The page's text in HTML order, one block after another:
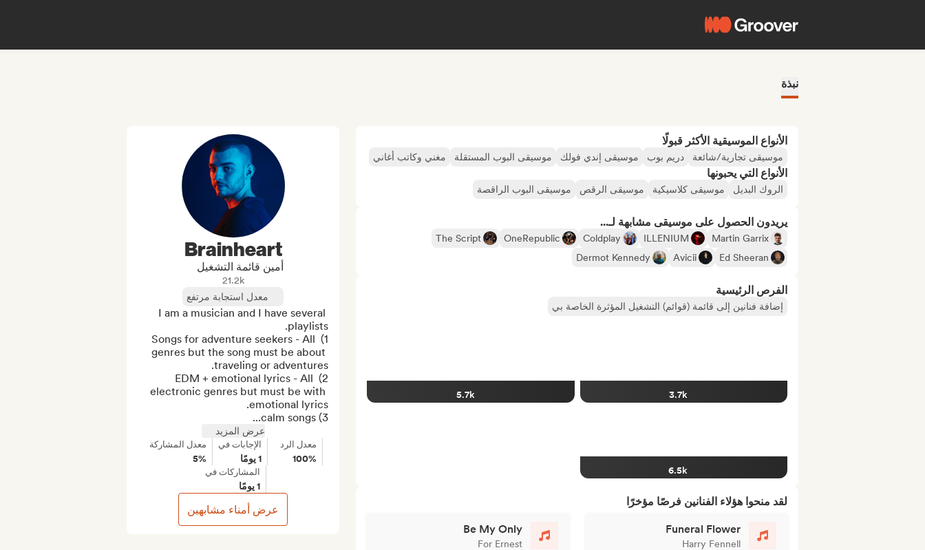
نبذة
الأنواع الموسيقية الأكثر قبولًا
موسيقى تجارية/شائعة دريم بوب موسيقى إندي فولك موسيقى البوب المستقلة مغني وكاتب أغاني
الأنواع التي يحبونها
الروك البديل موسيقى كلاسيكية موسيقى الرقص موسيقى البوب الراقصة
يريدون الحصول على موسيقى مشابهة لـ...
Martin Garrix
ILLENIUM
Coldplay
OneRepublic
The Script
Ed Sheeran
Avicii
Dermot Kennedy
الفرص الرئيسية
إضافة فنانين إلى قائمة (قوائم) التشغيل المؤثرة الخاصة بي
3.7k
5.7k
6.5k
لقد منحوا هؤلاء الفنانين فرصًا مؤخرًا
Funeral Flower
Harry Fennell
Be My Only
For Ernest
Brainheart
أمين قائمة التشغيل
21.2k
معدل استجابة مرتفع
I am a musician and I have several
1) Songs for adventure seekers - All
genres but the song must be about
2) EDM + emotional lyrics - All
electronic genres but must be with
3) calm songs...
عرض المزيد
معدل الرد
100%
الإجابات في
1 يومًا
معدل المشاركة
5%
المشاركات في
1 يومًا
عرض أمناء مشابهين